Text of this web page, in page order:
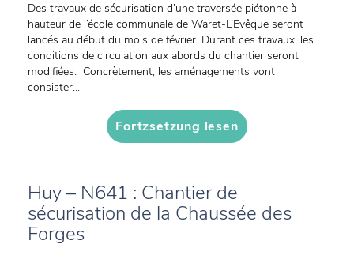
Des travaux de sécurisation d’une traversée piétonne à
hauteur de l’école communale de Waret-L’Evêque seront
lancés au début du mois de février. Durant ces travaux, les
conditions de circulation aux abords du chantier seront
modifiées. Concrètement, les aménagements vont
consister...
Fortzsetzung lesen
Huy – N641 : Chantier de
sécurisation de la Chaussée des
Forges